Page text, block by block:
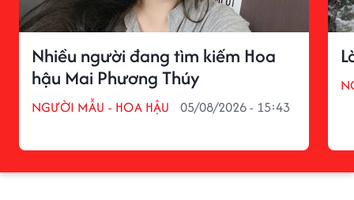
Nhiều người đang tìm kiếm Hoa
hậu Mai Phương Thúy
NGƯỜI MẪU - HOA HẬU 05/08/2026 - 15:43